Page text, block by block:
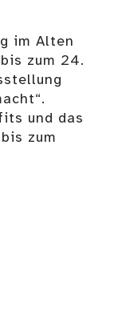
im Alten
zum 24.
und das
zum